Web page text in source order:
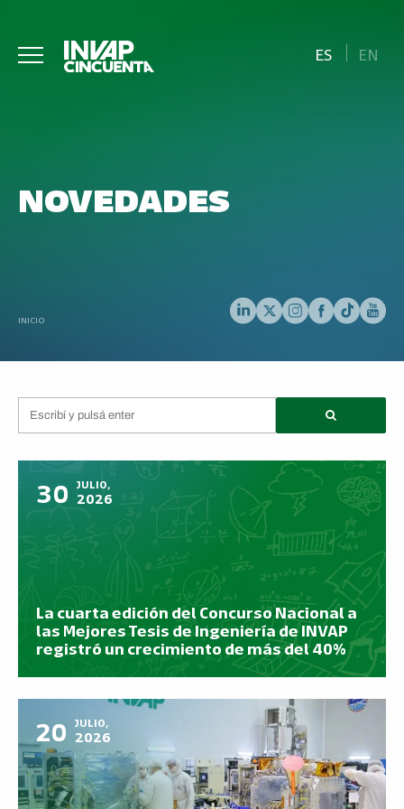
ES EN
NOVEDADES
INICIO
30 JULIO,
2026
La cuarta edición del Concurso Nacional a
las Mejores Tesis de Ingeniería de INVAP
registró un crecimiento de más del 40%
en la participación de tesistas desde su
primera convocatoria.
20 JULIO,
2026